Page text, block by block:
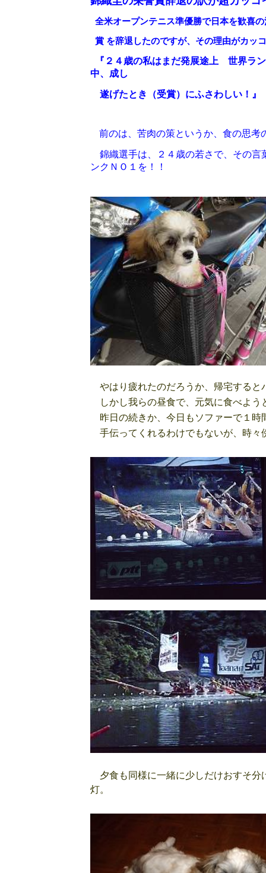
全米オープンテニス準優勝で日本を歓喜
賞 を辞退したのですが、その理由がカッ
『２４歳の私はまだ発展途上 世界ラ
中、成し
遂げたとき（受賞）にふさわしい！』
前のは、苦肉の策というか、食の思考
錦織選手は、２４歳の若さで、その言
ンクＮＯ１を！！
やはり疲れたのだろうか、帰宅する
しかし我らの昼食で、元気に食べよう
昨日の続きか、今日もソファーで１時
手伝ってくれるわけでもないが、時々
夕食も同様に一緒に少しだけおすそ
灯。